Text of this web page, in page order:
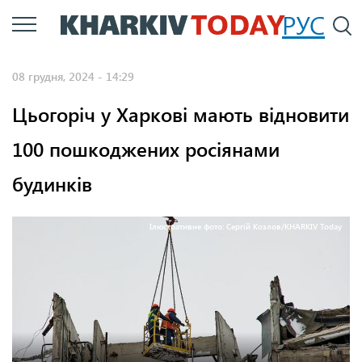
Перейти
до
РУС
08 грудня, 2024 - 14:29
Цьогоріч у Харкові мають відновити
100 пошкоджених росіянами
будинків
Ілюстративне фото: Сергій Козлов/KHARKIV Today